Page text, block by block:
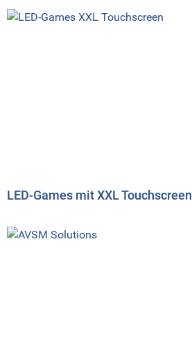
LED-Games mit XXL Touchscreen